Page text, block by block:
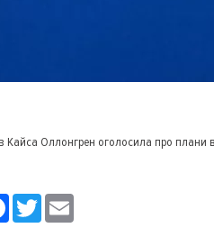
Кайса Оллонгрен оголосила про
FacebookTwitter